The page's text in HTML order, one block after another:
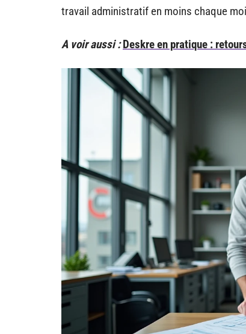
travail administratif en moins chaque
A voir aussi : Deskre en pratique :